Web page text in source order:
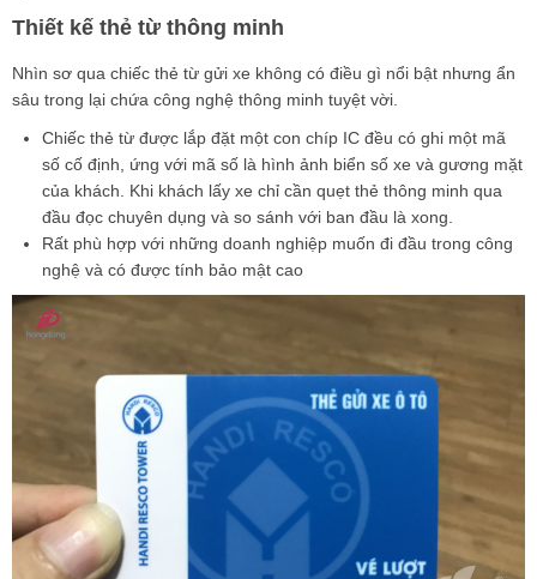
Thiết kế thẻ từ thông minh
Nhìn sơ qua chiếc thẻ từ gửi xe không có điều gì nổi bật nhưng ẩn
sâu trong lại chứa công nghệ thông minh tuyệt vời.
Chiếc thẻ từ được lắp đặt một con chíp IC đều có ghi một mã
số cố định, ứng với mã số là hình ảnh biển số xe và gương mặt
của khách. Khi khách lấy xe chỉ cần quẹt thẻ thông minh qua
đầu đọc chuyên dụng và so sánh với ban đầu là xong.
Rất phù hợp với những doanh nghiệp muốn đi đầu trong công
nghệ và có được tính bảo mật cao